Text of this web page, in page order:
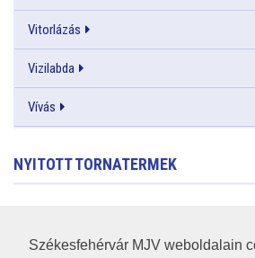
Székesfehérvár MJV weboldalain
Vitorlázás
Vizilabda
Vívás
NYITOTT TORNATERMEK
RSS